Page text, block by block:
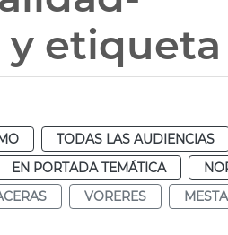
y
TODAS LAS AUDIENCIAS
EN PORTADA TEMÁTICA
VORERES